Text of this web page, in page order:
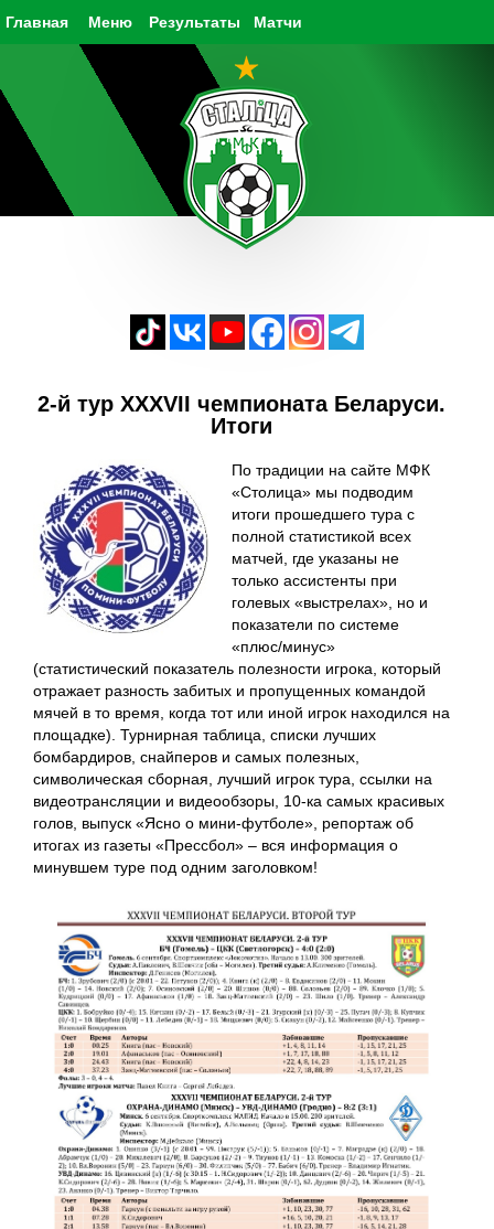
Главная Результаты Матчи
Меню
2-й тур XXXVII чемпионата Беларуси.
Итоги
По традиции на сайте МФК
«Столица» мы подводим
итоги прошедшего тура с
полной статистикой всех
матчей, где указаны не
только ассистенты при
голевых «выстрелах», но и
показатели по системе
«плюс/минус»
(статистический показатель полезности игрока, который
отражает разность забитых и пропущенных командой
мячей в то время, когда тот или иной игрок находился на
площадке). Турнирная таблица, списки лучших
бомбардиров, снайперов и самых полезных,
символическая сборная, лучший игрок тура, ссылки на
видеотрансляции и видеообзоры, 10-ка самых красивых
голов, выпуск «Ясно о мини-футболе», репортаж об
итогах из газеты «Прессбол» – вся информация о
минувшем туре под одним заголовком!